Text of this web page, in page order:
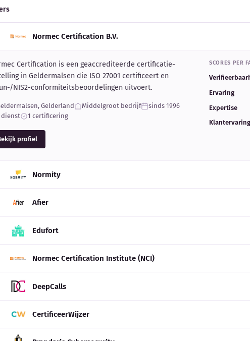
Normec Certification B.V.
Certification is een geaccrediteerde certificatie-
in Geldermalsen die ISO 27001 certificeert en
NIS2-conformiteitsbeoordelingen uitvoert.
Gelderland Middelgroot bedrijf
sinds 1996
dienst
1 certificering
profiel
SCORES PER
Ervaring
Expertise
Klantervaring
Normity
Afier
Edufort
Normec Certification Institute (NCI)
DeepCalls
CertificeerWijzer